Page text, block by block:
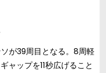
が39周目となる。8周軽
ャップを11秒広げること